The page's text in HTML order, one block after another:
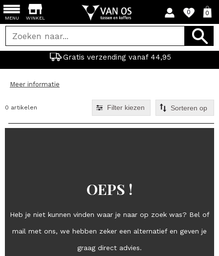
WINKEL
0 0
Gratis verzending vanaf 44,95
MENU
Meer informatie
0 artikelen Filter kiezen
OEPS !
Heb je niet kunnen vinden waar je naar op zoek was? Bel of
mail met ons, we hebben zeker een alternatief en geven je
graag direct advies.